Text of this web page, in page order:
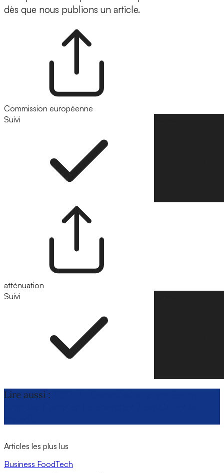
dès que nous publions un article.
Commission européenne
Suivi
atténuation
Suivi
Lire aussi :
Articles les plus lus
Business FoodTech